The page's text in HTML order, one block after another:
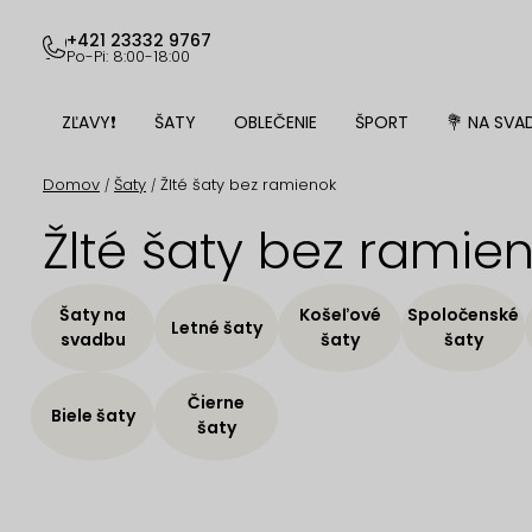
obsah
+421 23332 9767
Po-Pi: 8:00-18:00
ZĽAVY❗ ŠATY OBLEČENIE ŠPORT 💐 NA
Domov / Šaty / Žlté šaty bez ramienok
Žlté šaty bez
Šaty na
svadbu
Letné šaty
Košeľové
šaty
Spoločenské
šaty
Biele šaty
Čierne
šaty